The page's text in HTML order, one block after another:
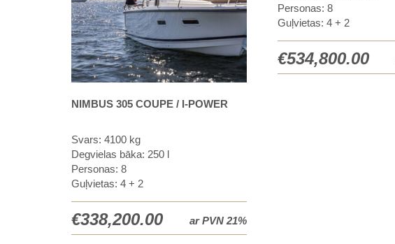
NIMBUS 305 COUPE / I-POWER
Svars: 4100 kg
Degvielas bāka: 250 l
Personas: 8
Guļvietas: 4 + 2
ar PVN 21%
€338,200.00
Personas: 8
Guļvietas: 4 + 2
€534,800.00